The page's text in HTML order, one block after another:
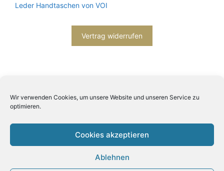
Wir verwenden Cookies, um unsere Website und unseren Service zu
optimieren.
Cookies akzeptieren
Ablehnen
Leder Handtaschen von VOI
Vertrag widerrufen
2026© Engels mode schmuck -Datenschutzerklärung
Impressum- Bitte beachten Sie unsere